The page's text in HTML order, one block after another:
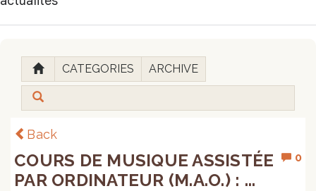
CATEGORIES ARCHIVE
Back
0
COURS DE MUSIQUE ASSISTÉE
PAR ORDINATEUR (M.A.O.) : ...